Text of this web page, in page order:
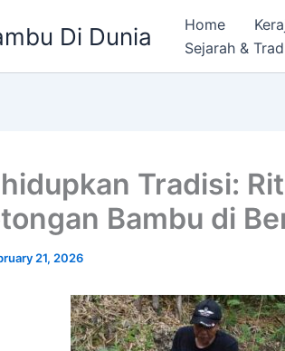
Di Dunia Home
Sejarah &
Tradisi:
Bambu di
21, 2026